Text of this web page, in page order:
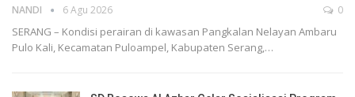
NANDI 6 Agu 2026 0
SERANG – Kondisi perairan di kawasan Pangkalan Nelayan Ambaru
Pulo Kali, Kecamatan Puloampel, Kabupaten Serang,…